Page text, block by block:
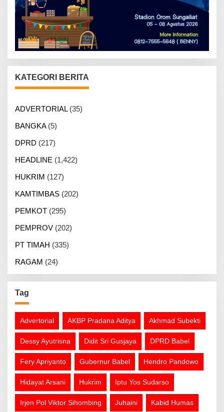
KATEGORI BERITA
ADVERTORIAL(35)
BANGKA(5)
DPRD (217)
HEADLINE (1,422)
HUKRIM (127)
KAMTIMBAS (202)
PEMKOT (295)
PEMPROV (202)
PT TIMAH (335)
RAGAM (24)
Tag
Advertorial AKBP Pradana Aditya Akhmad Subekti
Dessy Ayutrisna Didit Sri Gusjaya DPRD Babel
Fery Apriyanto Gubernur Babel Hendro Pandowo
Hidayat Arsani Hukrim Iptu Yos Sudarso
Irjen Pol Viktor Sihombing Juhaini Kabid Humas